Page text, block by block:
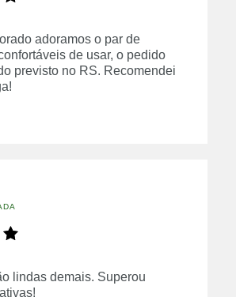
adoramos o par de
de usar, o pedido
previsto no RS. Recomendei
lindas demais. Superou